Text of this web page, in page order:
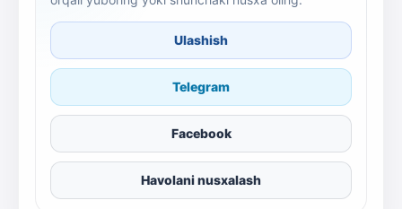
Ulashish
Telegram
Facebook
Havolani nusxalash